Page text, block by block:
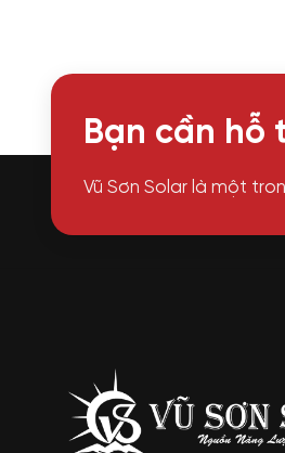
Bạn cần hỗ
Vũ Sơn Solar là một